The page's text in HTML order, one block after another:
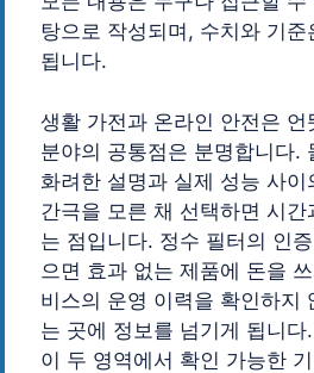
탕으로 작성되며, 수치와 기
됩니다.
생활 가전과 온라인 안전은
분야의 공통점은 분명합니다.
화려한 설명과 실제 성능 사이
간극을 모른 채 선택하면 시
는 점입니다. 정수 필터의 인
으면 효과 없는 제품에 돈을
비스의 운영 이력을 확인하지
는 곳에 정보를 넘기게 됩니
이 두 영역에서 확인 가능한